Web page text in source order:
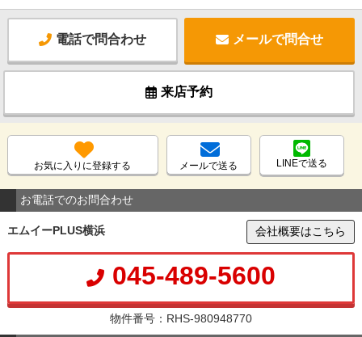
電話で問合わせ メールで問合せ
来店予約
お気に入りに登録する メールで送る LINEで送る
お電話でのお問合わせ
エムイーPLUS横浜 会社概要はこちら
045-489-5600
物件番号：RHS-980948770